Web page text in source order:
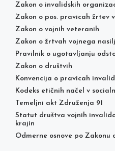
Zakon o invalidskih
Zakon o pos. pravicah žrtev v
Zakon o vojnih veteranih
Zakon o žrtvah vojnega
Pravilnik o ugotavljanju
Zakon o društvih
Konvencija o pravicah
Kodeks etičnih načel v
Temeljni akt Združenja 91
Statut društva vojnih
krajin
Odmerne osnove po